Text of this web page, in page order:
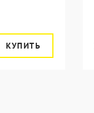
КУПИТЬ